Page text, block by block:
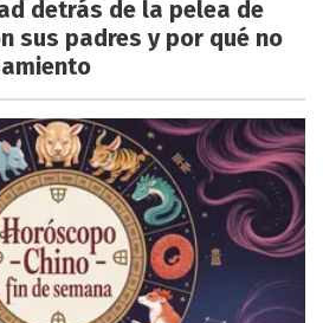
detrás de la pelea de
sus padres y por qué no